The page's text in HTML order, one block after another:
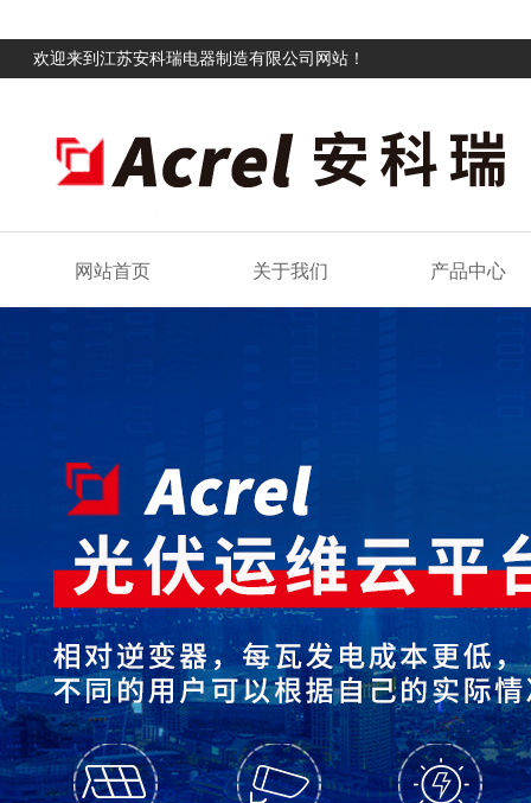
欢迎来到江苏安科瑞电器制造有限公司网站！
网站首页 关于我们 产品中心